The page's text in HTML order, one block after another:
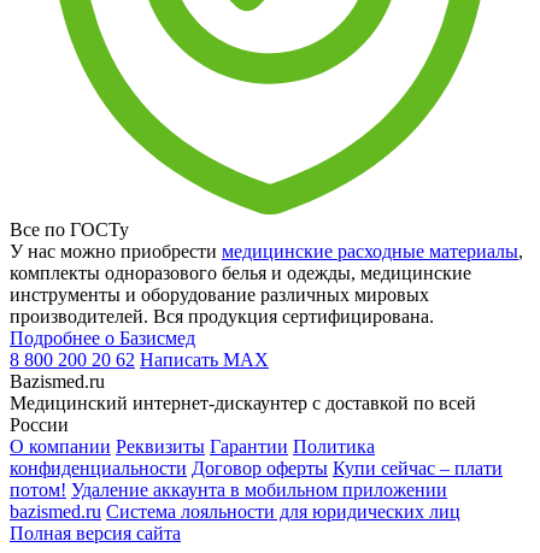
Все по ГОСТу
У нас можно приобрести медицинские расходные материалы,
комплекты одноразового белья и одежды, медицинские
инструменты и оборудование различных мировых
производителей. Вся продукция сертифицирована.
Подробнее о Базисмед
8 800 200 20 62 Написать MAX
Bazismed.ru
Медицинский интернет-дискаунтер с доставкой по всей
России
О компании Реквизиты Гарантии Политика
конфиденциальности Договор оферты Купи сейчас – плати
потом! Удаление аккаунта в мобильном приложении
bazismed.ru Система лояльности для юридических лиц
Полная версия сайта